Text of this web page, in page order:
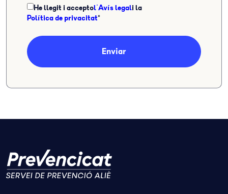
He llegit i acceptol'Avís legali la
Política de privacitat*
Enviar